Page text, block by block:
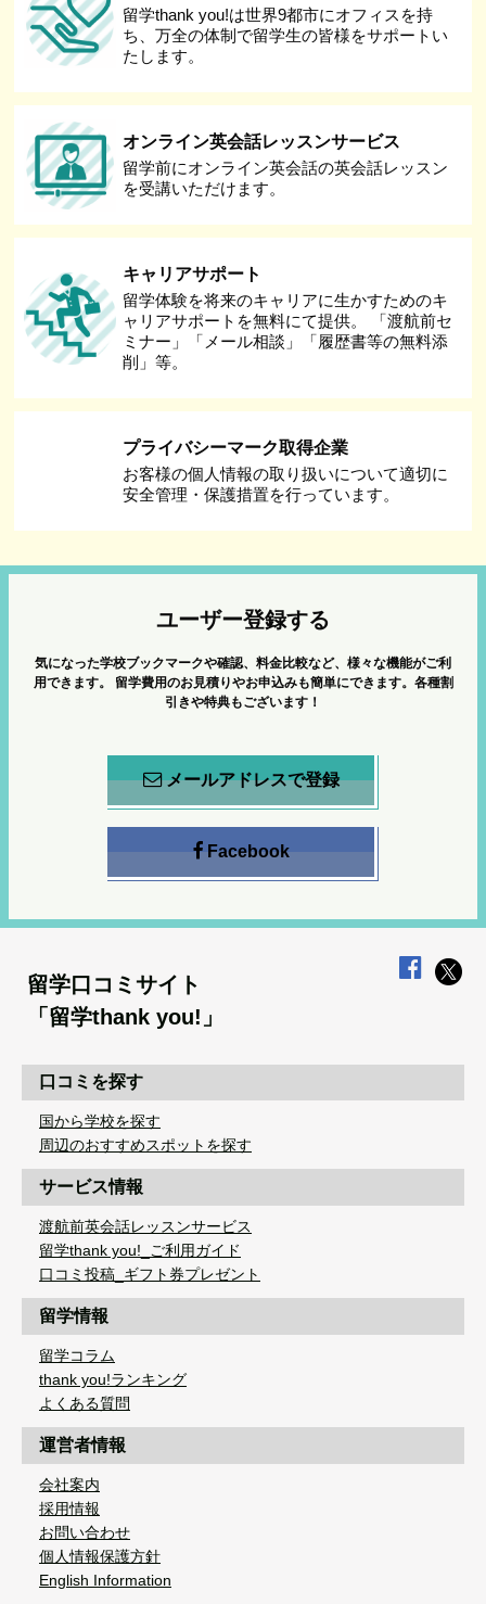
留学thank you!は世界9都市にオフィスを持
ち、万全の体制で留学生の皆様をサポートい
たします。
オンライン英会話レッスンサービス
留学前にオンライン英会話の英会話レッスン
を受講いただけます。
キャリアサポート
留学体験を将来のキャリアに生かすためのキ
ャリアサポートを無料にて提供。 「渡航前セ
ミナー」「メール相談」「履歴書等の無料添
削」等。
プライバシーマーク取得企業
お客様の個人情報の取り扱いについて適切に
安全管理・保護措置を行っています。
ユーザー登録する
気になった学校ブックマークや確認、料金比較など、様々な機能がご利
用できます。
留学費用のお見積りやお申込みも簡単にできます。各種割
引きや特典もございます！
メールアドレスで登録
Facebook
留学口コミサイト
「留学thank you!」
口コミを探す
国から学校を探す
周辺のおすすめスポットを探す
サービス情報
渡航前英会話レッスンサービス
留学thank you!_ご利用ガイド
口コミ投稿_ギフト券プレゼント
留学情報
留学コラム
thank you!ランキング
よくある質問
運営者情報
会社案内
採用情報
お問い合わせ
個人情報保護方針
English Information